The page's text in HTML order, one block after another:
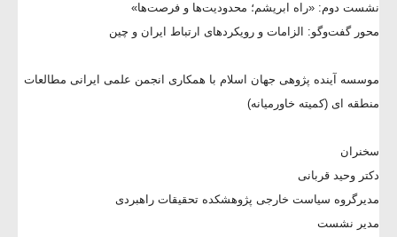
نشست دوم: «راه ابریشم؛ محدودیت‌ها و فرصت‌ها»
محور گفت‌وگو: الزامات و رویکردهای ارتباط ایران و چین
موسسه آینده پژوهی جهان اسلام با همکاری انجمن علمی ایرانی مطالعات
منطقه ای (کمیته خاورمیانه)
سخنران
دکتر وحید قربانی
مدیرگروه سیاست خارجی پژوهشکده تحقیقات راهبردی
مدیر نشست